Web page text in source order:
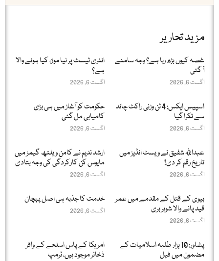
مزید تحاریر
غصہ کیوں بڑھ رہا ہے؟ وجہ سامنے
آ گئی
اگست 6, 2026
انٹری ٹیسٹ پر نیا موڑ، کیا ہونے والا
ہے؟
اگست 6, 2026
اسپیس ایکس: 4 ٹن وزنی راکٹ چاند
سے ٹکرا گیا
اگست 6, 2026
حکومت کو آغاز میں ہی بڑی
کامیابی مل گئی
اگست 6, 2026
عبداللّٰہ شفیق نے ویسٹ انڈیز میں
تاریخ رقم کر دی!
اگست 6, 2026
ارشد ندیم نے کامن ویلتھ گیمز میں
مایوس کن کارکردگی کی وجہ بتادی
اگست 6, 2026
بیوی کے قتل کے مقدمے میں عمر
قید پانے والا شوہر بری
اگست 6, 2026
خدمت کا جذبہ ہی اصل پہچان
اگست 6, 2026
پشاور: 10 ہزار طلبہ اسلامیات کے
مضمون میں فیل
امریکا کے پاس اسلحے کے وافر
ذخائر موجود ہیں، ٹرمپ